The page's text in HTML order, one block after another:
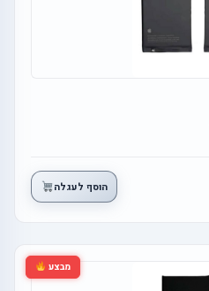
הוסף לעגלה
מבצע